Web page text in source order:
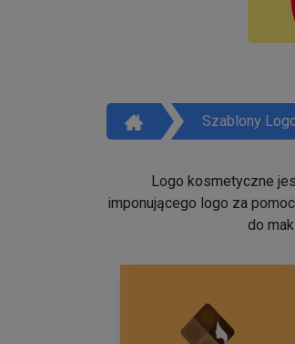
Szablony
Logo kosmetyczne
imponującego logo za
do